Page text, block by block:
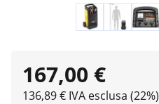
167,00 €
136,89 € IVA esclusa (22%)